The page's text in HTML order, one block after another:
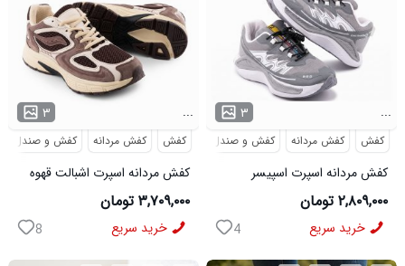
۳ ...
کفش کفش مردانه کفش و صندل
کفش مردانه اسپرت اشبالت قهوه
ای Saucony مدل 50786
۳,۷۰۹,۰۰۰ تومان
خرید سریع 8
۳ ...
کفش کفش مردانه کفش و صندل
کفش مردانه اسپرت اسپیسر
50728
۲,۸۰۹,۰۰۰ تومان
خرید سریع 4